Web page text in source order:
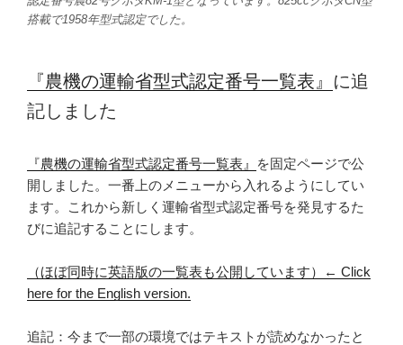
搭載で1958年型式認定でした。
『農機の運輸省型式認定番号一覧表』 に追
記しました
『農機の運輸省型式認定番号一覧表』
を固定ページで公
開しました。一番上のメニューから入れるようにしてい
ます。これから新しく運輸省型式認定番号を発見するた
びに追記することにします。
（ほぼ同時に英語版の一覧表も公開しています）← Click
here for the English version.
追記：今まで一部の環境ではテキストが読めなかったと